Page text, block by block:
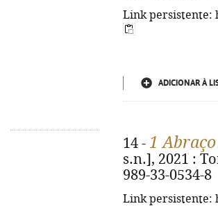
Link persistente:
ADICIONAR À
14 - 1
s.n.], 2021 :
989-33-0534-8
Link persistente: